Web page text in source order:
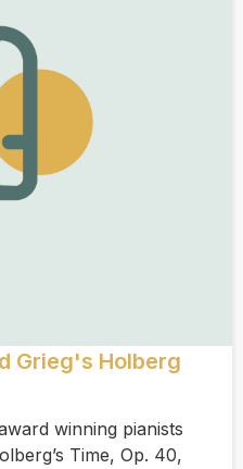
Grieg's Holberg
winning pianists
Time, Op. 40,